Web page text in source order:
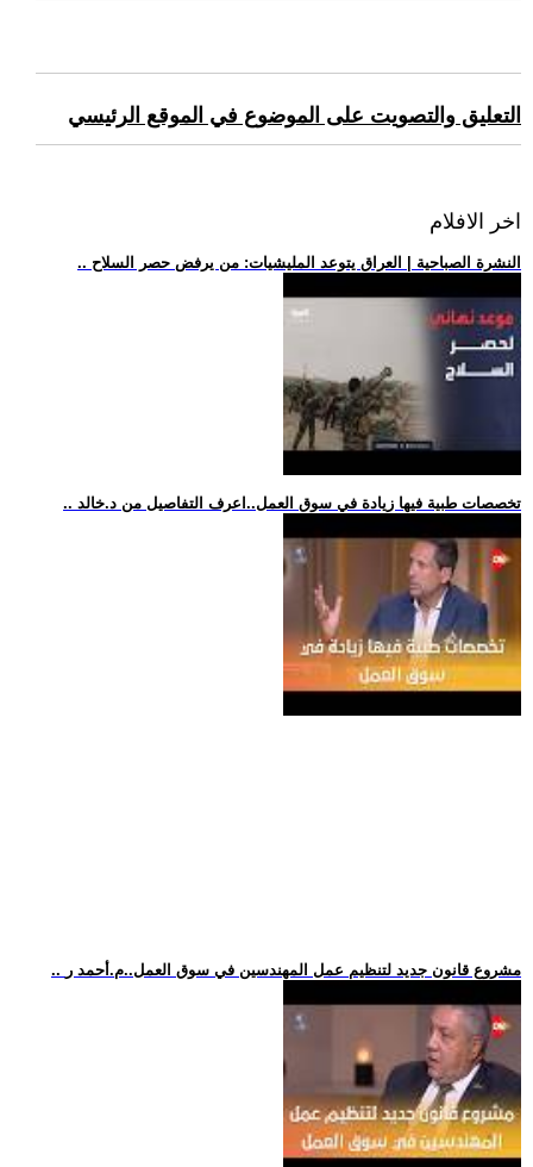
التعليق والتصويت على الموضوع في الموقع الرئيسي
اخر الافلام
.. النشرة الصباحية | العراق يتوعد المليشيات: من يرفض حصر السلاح
.. تخصصات طبية فيها زيادة في سوق العمل..اعرف التفاصيل من د.خالد
.. مشروع قانون جديد لتنظيم عمل المهندسين في سوق العمل..م.أحمد ر